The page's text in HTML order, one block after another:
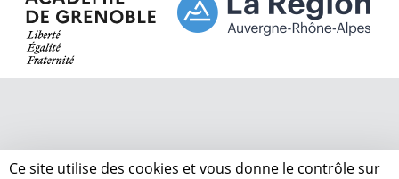
Ce site utilise des cookies et vous donne le contrôle sur